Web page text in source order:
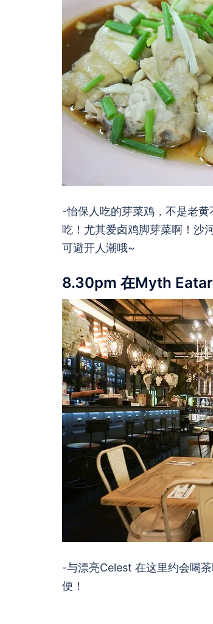
-怡保人吃的芽菜鸡，不是老
吃！尤其爱卤鸡脚芽菜啊！沙
可避开人潮哦~
8.30pm 在Myth
-与漂亮Celest 在这里约会喝
便！